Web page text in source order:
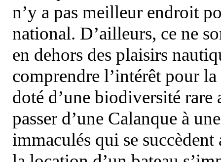
n’y a pas meilleur endroit
national. D’ailleurs, ce ne
en dehors des plaisirs
comprendre l’intérêt pour
doté d’une biodiversité
passer d’une Calanque à
immaculés qui se